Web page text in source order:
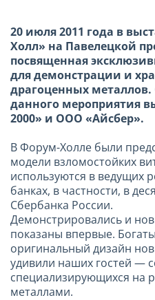
20 июля 2011 года в
Холл» на Павелецкой
посвященная
для демонстрации и
драгоценных
данного мероприятия
2000» и ООО «Айсбер».
В Форум-Холле были
модели взломостойких
используются в ведущих
банках, в частности, в
Сбербанка России.
Демонстрировались и
показаны впервые.
оригинальный дизайн
удивили наших гостей —
специализирующихся на
металлами.